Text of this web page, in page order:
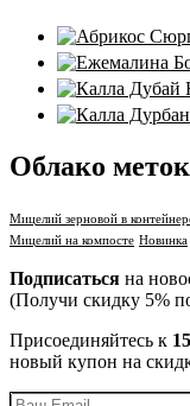
Облако меток
Мицелий зерновой в
Мицелий на компосте Новинка
Подписаться на
(Получи скидку 5%
Присоединяйтесь к
новый купон на